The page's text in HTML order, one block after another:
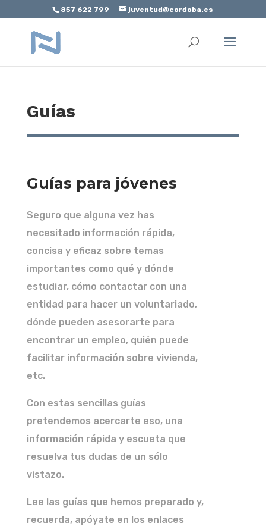
Abrir barra de herramientas
857 622 799 juventud@cordoba.es
Guías
Guías para jóvenes
Seguro que alguna vez has
necesitado información rápida,
concisa y eficaz sobre temas
importantes como qué y dónde
estudiar, cómo contactar con una
entidad para hacer un voluntariado,
dónde pueden asesorarte para
encontrar un empleo, quién puede
facilitar información sobre vivienda,
etc.
Con estas sencillas guías
pretendemos acercarte eso, una
información rápida y escueta que
resuelva tus dudas de un sólo
vistazo.
Lee las guías que hemos preparado y,
recuerda, apóyate en los enlaces